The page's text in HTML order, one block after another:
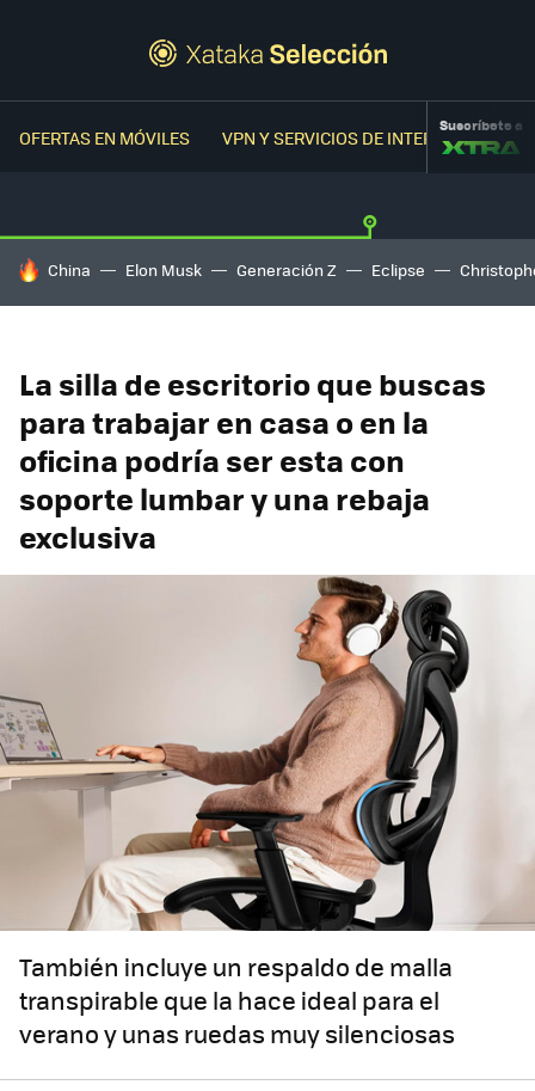
OFERTAS EN MÓVILES VPN Y SERVICIOS DE INTERNETSuscríbete a
HOY SE HABLA DE
China Elon Musk Generación Z Eclipse
La silla de escritorio que buscas
para trabajar en casa o en la
oficina podría ser esta con
soporte lumbar y una rebaja
exclusiva
También incluye un respaldo de malla
transpirable que la hace ideal para el
verano y unas ruedas muy silenciosas